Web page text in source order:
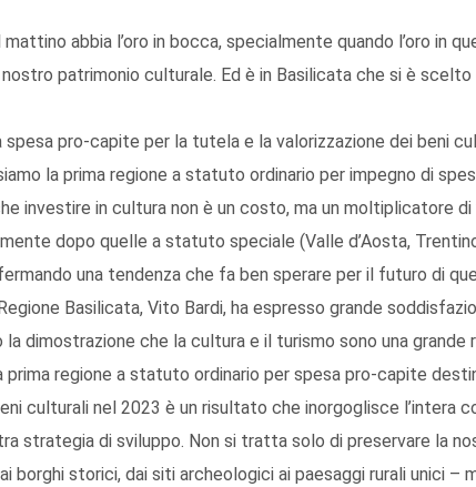
abbia l’oro in bocca, specialmente quando l’oro in
nostro patrimonio culturale. Ed è in Basilicata che si è
pro-capite per la tutela e la valorizzazione dei beni
la prima regione a statuto ordinario per impegno di
investire in cultura non è un costo, ma un moltiplicatore di
dopo quelle a statuto speciale (Valle d’Aosta,
una tendenza che fa ben sperare per il futuro di
Basilicata, Vito Bardi, ha espresso grande
la dimostrazione che la cultura e il turismo sono una grande
prima regione a statuto ordinario per spesa pro-capite
culturali nel 2023 è un risultato che inorgoglisce l’intera
strategia di sviluppo. Non si tratta solo di preservare la
borghi storici, dai siti archeologici ai paesaggi rurali unici –